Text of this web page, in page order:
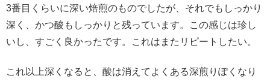
3番目くらいに深い焙煎のものでしたが、それでもしっかり
深く、かつ酸もしっかりと残っています。この感じは珍し
いし、すごく良かったです。これはまたリピートしたい。
これ以上深くなると、酸は消えてよくある深煎りぽくなり